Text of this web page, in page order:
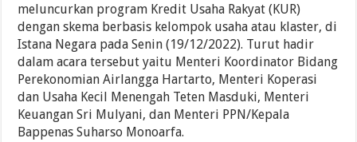
meluncurkan program Kredit Usaha Rakyat (KUR)
dengan skema berbasis kelompok usaha atau klaster, di
Istana Negara pada Senin (19/12/2022). Turut hadir
dalam acara tersebut yaitu Menteri Koordinator Bidang
Perekonomian Airlangga Hartarto, Menteri Koperasi
dan Usaha Kecil Menengah Teten Masduki, Menteri
Keuangan Sri Mulyani, dan Menteri PPN/Kepala
Bappenas Suharso Monoarfa.